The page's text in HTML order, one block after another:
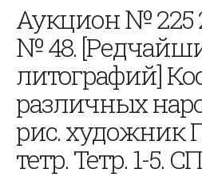
Аукцион № 225
№ 48.
литографий]
различных
рис. художник
тетр. Тетр. 1-5.